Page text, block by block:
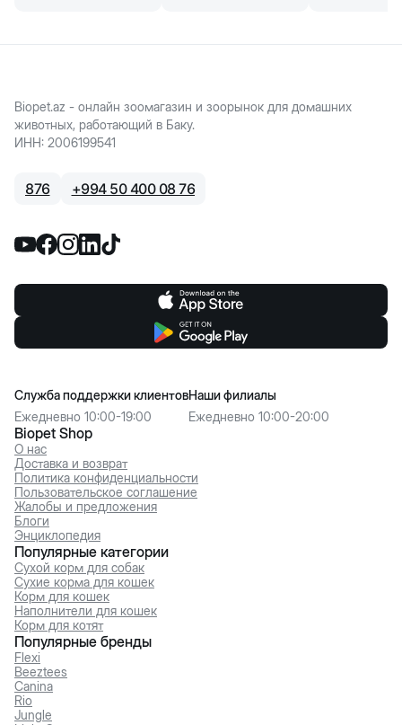
Biopet.az - онлайн зоомагазин и зоорынок для домашних
животных, работающий в Баку.
ИНН: 2006199541
876 +994 50 400 08 76
Biopet Shop
О нас
Доставка и возврат
Политика конфиденциальности
Пользовательское соглашение
Жалобы и предложения
Блоги
Энциклопедия
Служба поддержки клиентов
Ежедневно 10:00-19:00
Наши филиалы
Ежедневно 10:00-20:00
Популярные категории
Сухой корм для собак
Сухие корма для кошек
Корм для кошек
Наполнители для кошек
Корм для котят
Популярные бренды
Flexi
Beeztees
Canina
Rio
Jungle